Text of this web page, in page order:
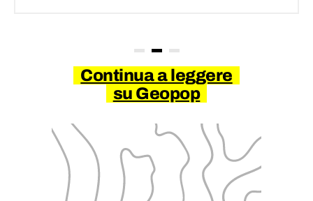
Continua a leggere
su Geopop